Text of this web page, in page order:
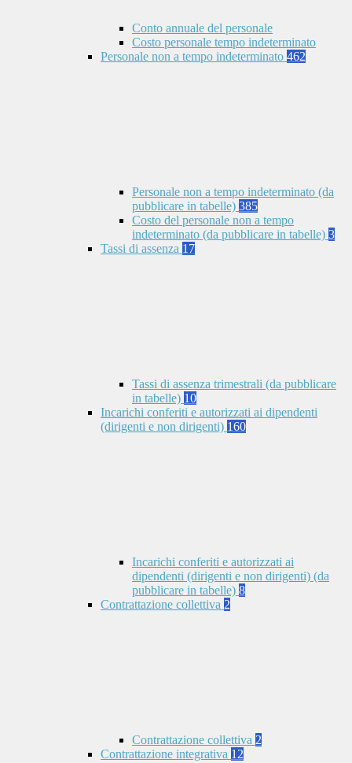
Conto annuale del personale
Costo personale tempo indeterminato
Personale non a tempo indeterminato 462
Personale non a tempo indeterminato (da
pubblicare in tabelle) 385
Costo del personale non a tempo
indeterminato (da pubblicare in tabelle) 3
Tassi di assenza 17
Tassi di assenza trimestrali (da pubblicare
in tabelle) 10
Incarichi conferiti e autorizzati ai dipendenti
(dirigenti e non dirigenti) 160
Incarichi conferiti e autorizzati ai
dipendenti (dirigenti e non dirigenti) (da
pubblicare in tabelle) 8
Contrattazione collettiva 2
Contrattazione collettiva 2
Contrattazione integrativa 12